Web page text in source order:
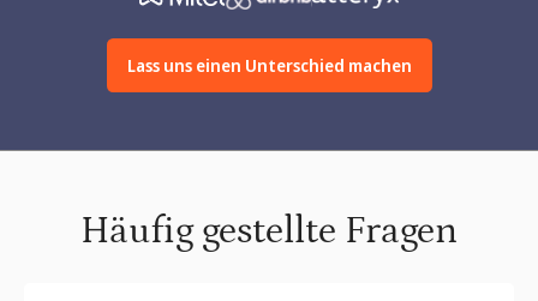
Lass uns einen Unterschied machen
Häufig gestellte Fragen